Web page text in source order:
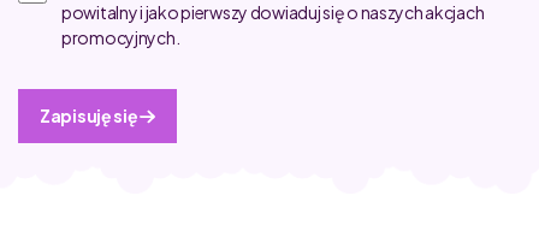
powitalny i jako pierwszy dowiaduj się o naszych akcjach
promocyjnych.
Zapisuję się